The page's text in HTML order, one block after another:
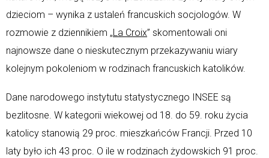
dzieciom – wynika z ustaleń francuskich socjologów. W
rozmowie z dziennikiem „La Croix” skomentowali oni
najnowsze dane o nieskutecznym przekazywaniu wiary
kolejnym pokoleniom w rodzinach francuskich katolików.
Dane narodowego instytutu statystycznego INSEE są
bezlitosne. W kategorii wiekowej od 18. do 59. roku życia
katolicy stanowią 29 proc. mieszkańców Francji. Przed 10
laty było ich 43 proc. O ile w rodzinach żydowskich 91 proc.